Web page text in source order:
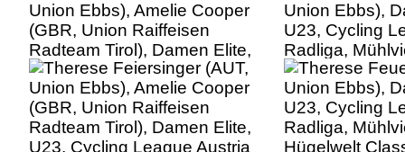
Union Ebbs), Amelie Cooper
(GBR, Union Raiffeisen
Radteam Tirol), Damen Elite,
U23, Cycling League Austria
Radliga, Mühlviertler
Hügelwelt Classic Elite
Damen, Königswiesen, OÖ
Union Ebbs),
U23, Cycling
Radliga,
Hügelwelt
Damen,